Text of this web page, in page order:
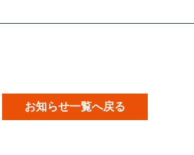
お知らせ一覧へ戻る